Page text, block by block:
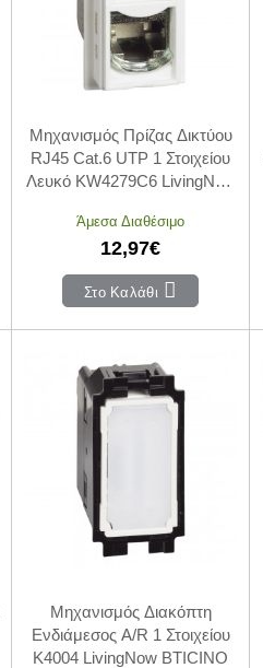
Μηχανισμός Πρίζας Δικτύου
RJ45 Cat.6 UTP 1 Στοιχείου
Λευκό KW4279C6 LivingNow
Άμεσα Διαθέσιμο
12,97€
Στο Καλάθι
Μηχανισμός Διακόπτη
Ενδιάμεσος A/R 1 Στοιχείου
K4004 LivingNow BTICINO